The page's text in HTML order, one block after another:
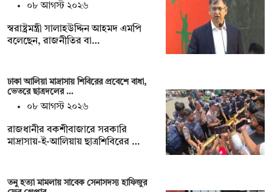
০৮ আগস্ট ২০২৬
স্বরাষ্ট্রমন্ত্রী সালাহউদ্দিন আহমদ এমপি
বলেছেন, রাজনীতির বা…
ঢাকা আলিয়া মাদ্রাসায় শিবিরের প্রবেশে বাধা,
ভেতরে ছাত্রদলের …
০৮ আগস্ট ২০২৬
রাজধানীর বকশীবাজারে সরকারি
মাদ্রাসায়-ই-আলিয়ায় ছাত্রশিবিরের …
তনু হত্যা মামলায় সাবেক সেনাসদস্য হাফিজুর